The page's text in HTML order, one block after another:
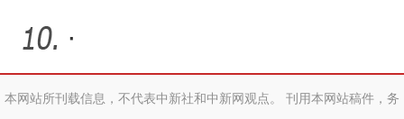
·
本网站所刊载信息，不代表中新社和中新网观点。 刊用本网站稿件，务